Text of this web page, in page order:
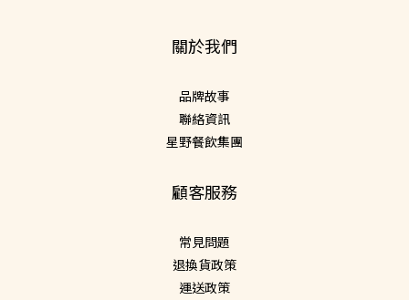
關於我們
品牌故事
聯絡資訊
星野餐飲集團
顧客服務
常見問題
退換貨政策
運送政策